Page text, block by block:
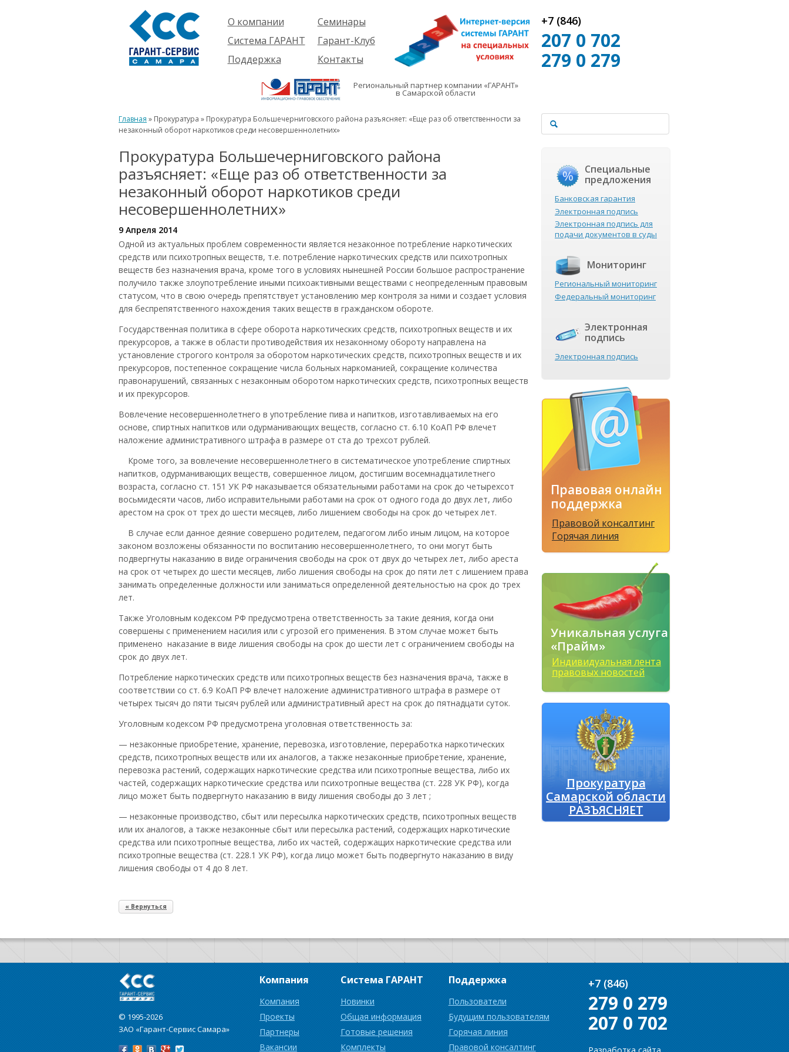
О компании
Компания
Проекты
Партнеры
Вакансии
Реквизиты
Информация
Система ГАРАНТ
О системе
решения
Комплекты
Новинки
История
Поддержка
Пользователям
Будущим
пользователям
Семинары
Об услуге
Предстоящие
семинары
Гарант-Клуб
Контакты
+7 (846)
207 0 702
279 0 279
Региональный партнер компании «ГАРАНТ»
в Самарской области
Главная » Прокуратура » Прокуратура Большечерниговского района разъясняет: «Еще раз об ответственности за
незаконный оборот наркотиков среди несовершеннолетних»
Прокуратура Большечерниговского района
разъясняет: «Еще раз об ответственности за
незаконный оборот наркотиков среди
несовершеннолетних»
9 Апреля 2014
Одной из актуальных проблем современности является незаконное потребление наркотических
средств или психотропных веществ, т.е. потребление наркотических средств или психотропных
веществ без назначения врача, кроме того в условиях нынешней России большое распространение
получило также злоупотребление иными психоактивными веществами с неопределенным правовым
статусом, что в свою очередь препятствует установлению мер контроля за ними и создает условия
для беспрепятственного нахождения таких веществ в гражданском обороте.
Государственная политика в сфере оборота наркотических средств, психотропных веществ и их
прекурсоров, а также в области противодействия их незаконному обороту направлена на
установление строгого контроля за оборотом наркотических средств, психотропных веществ и их
прекурсоров, постепенное сокращение числа больных наркоманией, сокращение количества
правонарушений, связанных с незаконным оборотом наркотических средств, психотропных веществ
и их прекурсоров.
Вовлечение несовершеннолетнего в употребление пива и напитков, изготавливаемых на его
основе, спиртных напитков или одурманивающих веществ, согласно ст. 6.10 КоАП РФ влечет
наложение административного штрафа в размере от ста до трехсот рублей.
Кроме того, за вовлечение несовершеннолетнего в систематическое употребление спиртных
напитков, одурманивающих веществ, совершенное лицом, достигшим восемнадцатилетнего
возраста, согласно ст. 151 УК РФ наказывается обязательными работами на срок до четырехсот
восьмидесяти часов, либо исправительными работами на срок от одного года до двух лет, либо
арестом на срок от трех до шести месяцев, либо лишением свободы на срок до четырех лет.
В случае если данное деяние совершено родителем, педагогом либо иным лицом, на которое
законом возложены обязанности по воспитанию несовершеннолетнего, то они могут быть
подвергнуты наказанию в виде ограничения свободы на срок от двух до четырех лет, либо ареста
на срок от четырех до шести месяцев, либо лишения свободы на срок до пяти лет с лишением права
занимать определенные должности или заниматься определенной деятельностью на срок до трех
лет.
Также Уголовным кодексом РФ предусмотрена ответственность за такие деяния, когда они
совершены с применением насилия или с угрозой его применения. В этом случае может быть
применено наказание в виде лишения свободы на срок до шести лет с ограничением свободы на
срок до двух лет.
Потребление наркотических средств или психотропных веществ без назначения врача, также в
соответствии со ст. 6.9 КоАП РФ влечет наложение административного штрафа в размере от
четырех тысяч до пяти тысяч рублей или административный арест на срок до пятнадцати суток.
Уголовным кодексом РФ предусмотрена уголовная ответственность за:
— незаконные приобретение, хранение, перевозка, изготовление, переработка наркотических
средств, психотропных веществ или их аналогов, а также незаконные приобретение, хранение,
перевозка растений, содержащих наркотические средства или психотропные вещества, либо их
частей, содержащих наркотические средства или психотропные вещества (ст. 228 УК РФ), когда
лицо может быть подвергнуто наказанию в виду лишения свободы до 3 лет ;
— незаконные производство, сбыт или пересылка наркотических средств, психотропных веществ
или их аналогов, а также незаконные сбыт или пересылка растений, содержащих наркотические
средства или психотропные вещества, либо их частей, содержащих наркотические средства или
психотропные вещества (ст. 228.1 УК РФ), когда лицо может быть подвергнуто наказанию в виду
лишения свободы от 4 до 8 лет.
« Вернуться
Специальные
предложения
Банковская гарантия
Электронная подпись
Электронная подпись для
подачи документов в суды
Мониторинг
Региональный мониторинг
Федеральный мониторинг
Электронная
подпись
Электронная подпись
Правовая онлайн
поддержка
Правовой консалтинг
Горячая линия
Уникальная услуга
«Прайм»
Индивидуальная лента
правовых новостей
Прокуратура
Самарской области
РАЗЪЯСНЯЕТ
© 1995-2026
ЗАО «Гарант-Сервис Самара»
Компания
Компания
Проекты
Партнеры
Вакансии
Система ГАРАНТ
Новинки
Общая информация
Готовые решения
Комплекты
Поддержка
Пользователи
Будущим пользователям
Горячая линия
Правовой консалтинг
+7 (846)
279 0 279
207 0 702